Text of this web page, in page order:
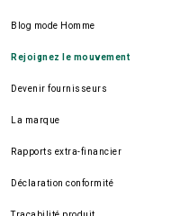
Blog mode Homme
Rejoignez le mouvement
Devenir fournisseurs
La marque
Rapports extra-financier
Déclaration conformité